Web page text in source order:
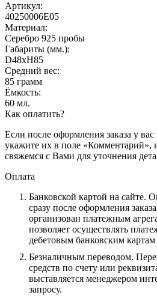
Артикул:
40250006Е05
Материал:
Серебро 925 пробы
Габариты (мм.):
D48хH85
Средний вес:
85 грамм
Ёмкость:
60 мл.
Как оплатить?
Если после оформления заказа у
укажите их в поле «Комментарий»,
свяжемся с Вами для уточнения
Оплата
Банковской картой на сайте.
сразу после оформления
организован платежным
позволяет осуществлять
дебетовым банковским
Безналичным переводом.
средств по счету или
выставляется менеджером
запросу.